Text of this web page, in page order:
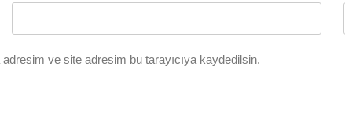
ve site adresim bu tarayıcıya kaydedilsin.